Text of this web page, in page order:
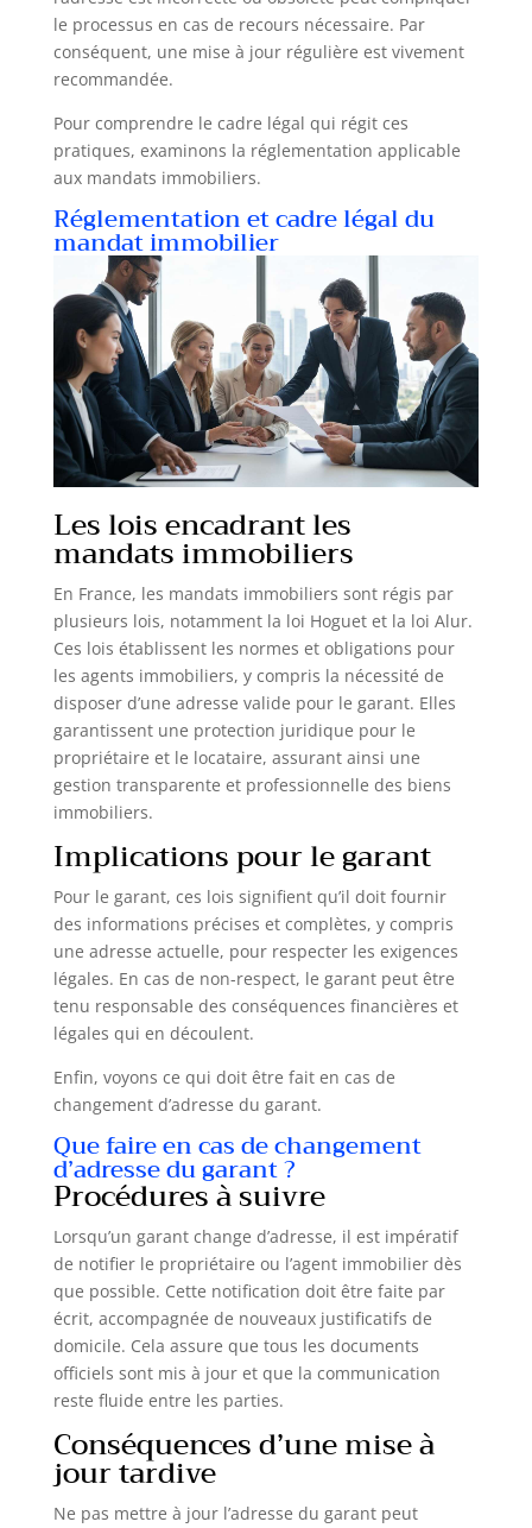
le processus en cas de recours nécessaire. Par
conséquent, une mise à jour régulière est vivement
recommandée.
Pour comprendre le cadre légal qui régit ces
pratiques, examinons la réglementation applicable
aux mandats immobiliers.
Réglementation et cadre légal du
mandat immobilier
Les lois encadrant les
mandats immobiliers
En France, les mandats immobiliers sont régis par
plusieurs lois, notamment la loi Hoguet et la loi Alur.
Ces lois établissent les normes et obligations pour
les agents immobiliers, y compris la nécessité de
disposer d’une adresse valide pour le garant. Elles
garantissent une protection juridique pour le
propriétaire et le locataire, assurant ainsi une
gestion transparente et professionnelle des biens
immobiliers.
Implications pour le garant
Pour le garant, ces lois signifient qu’il doit fournir
des informations précises et complètes, y compris
une adresse actuelle, pour respecter les exigences
légales. En cas de non-respect, le garant peut être
tenu responsable des conséquences financières et
légales qui en découlent.
Enfin, voyons ce qui doit être fait en cas de
changement d’adresse du garant.
Que faire en cas de changement
d’adresse du garant ?
Procédures à suivre
Lorsqu’un garant change d’adresse, il est impératif
de notifier le propriétaire ou l’agent immobilier dès
que possible. Cette notification doit être faite par
écrit, accompagnée de nouveaux justificatifs de
domicile. Cela assure que tous les documents
officiels sont mis à jour et que la communication
reste fluide entre les parties.
Conséquences d’une mise à
jour tardive
Ne pas mettre à jour l’adresse du garant peut